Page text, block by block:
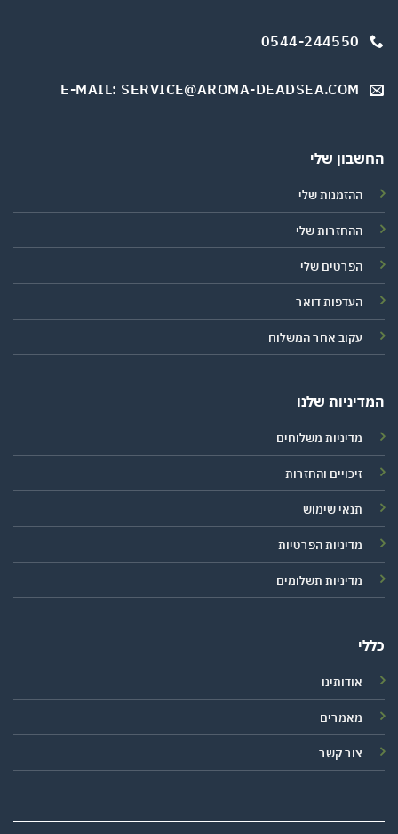
0544-244550
E-MAIL: SERVICE@AROMA-DEADSEA.COM
החשבון שלי
ההזמנות שלי
ההחזרות שלי
הפרטים שלי
העדפות דואר
עקוב אחר המשלוח
המדיניות שלנו
מדיניות משלוחים
זיכויים והחזרות
תנאי שימוש
מדיניות הפרטיות
מדיניות תשלומים
כללי
אודותינו
מאמרים
צור קשר